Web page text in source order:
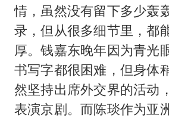
情，虽然没有留下多少轰
录，但从很多细节里，都
厚。钱嘉东晚年因为青光
书写字都很困难，但身体
然坚持出席外交界的活动
表演京剧。而陈琰作为亚